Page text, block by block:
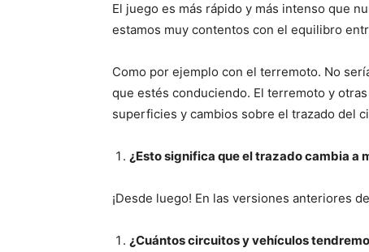
El juego es más rápido y más intenso que
estamos muy contentos con el equilibro
Como por ejemplo con el terremoto. No
que estés conduciendo. El terremoto y
superficies y cambios sobre el trazado del
¿Esto significa que el trazado cambia a
¡Desde luego! En las versiones anteriores
¿Cuántos circuitos y vehículos